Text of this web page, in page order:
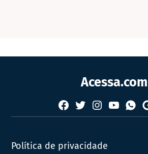
Acessa.com
Facebook
TwitterInstagram
YouTube
Política de privacidade